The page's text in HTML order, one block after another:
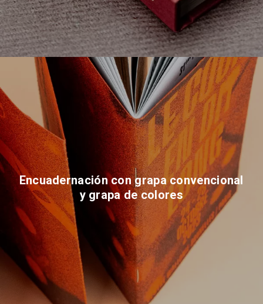
Encuadernación con grapa convencional
y grapa de colores